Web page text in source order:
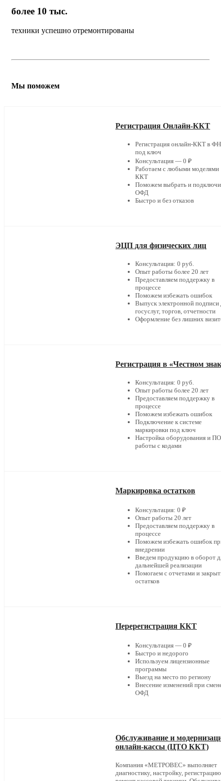
более 10 тыс.
техники успешно отремонтированы
Мы поможем
Регистрация Онлайн-ККТ
Регистрация онлайн-ККТ в
под ключ
Консультация — 0 ₽
Работаем с любыми моделями
ККТ
Поможем выбрать и
ОФД
Быстро и без отказов
ЭЦП для физических лиц
Консультация: 0 руб.
Опыт работы более 20 лет
Предоставляем поддержку в
процессе
Поможем избежать ошибок
Выпуск электронной подписи
госуслуг, торгов, отчетности
Оформление без лишних
Регистрация в «Честном
Консультация: 0 руб.
Опыт работы более 20 лет
Предоставляем поддержку в
процессе
Поможем избежать ошибок
Подключение к системе
маркировки под ключ
Настройка оборудования и
работы с кодами
Маркировка остатков
Консультация: 0 ₽
Опыт работы 20 лет
Предоставляем поддержку в
процессе
Поможем избежать ошибок
внедрении
Введем продукцию в оборот
дальнейшей реализации
Помогаем с отчетами и
остатков
Перерегистрация ККТ
Консультация — 0 ₽
Быстро и недорого
Используем лицензионные
программы
Выезд на место по региону
Внесение изменений при
ОФД
Обслуживание и
онлайн-кассы (ЦТО ККТ)
Компания «МЕТРОВЕС» выполняет
диагностику, настройку,